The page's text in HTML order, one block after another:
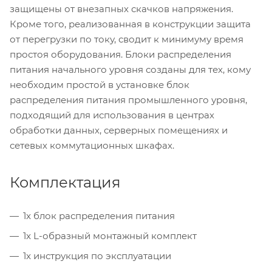
защищены от внезапных скачков напряжения.
Кроме того, реализованная в конструкции защита
от перегрузки по току, сводит к минимуму время
простоя оборудования. Блоки распределения
питания начального уровня созданы для тех, кому
необходим простой в установке блок
распределения питания промышленного уровня,
подходящий для использования в центрах
обработки данных, серверных помещениях и
сетевых коммутационных шкафах.
Комплектация
1x блок распределения питания
1x L-образный монтажный комплект
1x инструкция по эксплуатации